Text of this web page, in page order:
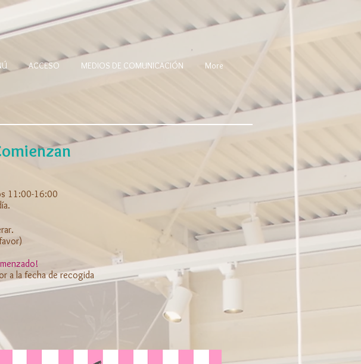
ACCESO MEDIOS DE COMUNICACIÓN More
11:00-16:00
a la fecha de recogida